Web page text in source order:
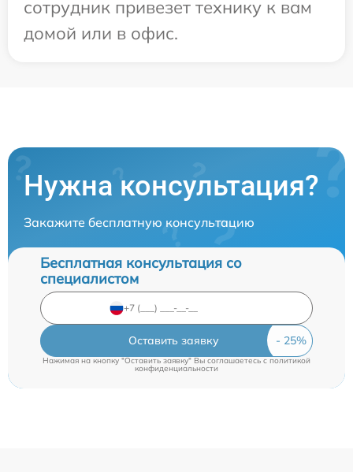
сотрудник привезет технику к вам
домой или в офис.
Нужна консультация?
Закажите бесплатную консультацию
Бесплатная консультация со
специалистом
Оставить заявку
Нажимая на кнопку "Оставить заявку" Вы соглашаетесь cполитикой
конфиденциальности